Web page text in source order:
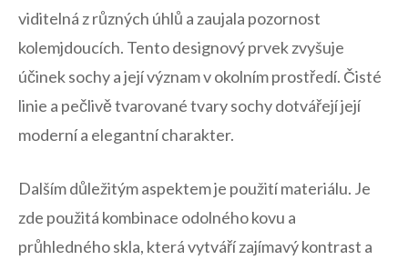
viditelná ​z ⁤různých úhlů a zaujala pozornost
kolemjdoucích. Tento designový prvek zvyšuje
účinek sochy ‍a její‍ význam v okolním⁢ prostředí. Čisté ​
linie a ​pečlivě tvarované tvary sochy ⁣dotvářejí její​
moderní a ‍elegantní charakter.
Dalším důležitým aspektem je použití materiálu. Je
zde použitá kombinace odolného kovu a
průhledného⁢ skla, ‌která vytváří ‍zajímavý ⁣kontrast‍ a